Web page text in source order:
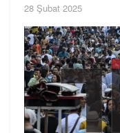
28 Şubat 2025